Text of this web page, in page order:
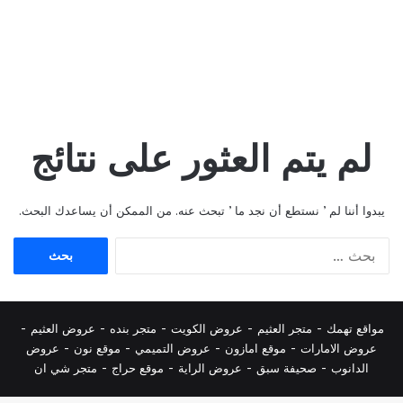
لم يتم العثور على نتائج
يبدوا أننا لم ’ نستطع أن نجد ما ’ تبحث عنه. من الممكن أن يساعدك البحث.
مواقع تهمك - متجر العثيم - عروض الكويت - متجر بنده - عروض العثيم -
عروض الامارات - موقع امازون - عروض التميمي - موقع نون - عروض
الدانوب - صحيفة سبق - عروض الراية - موقع حراج - متجر شي ان